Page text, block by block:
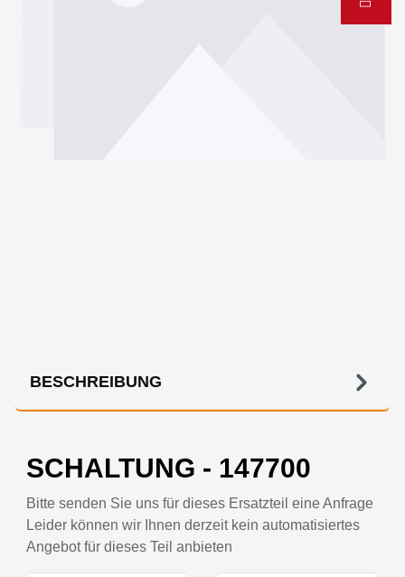
BESCHREIBUNG
SCHALTUNG - 147700
Bitte senden Sie uns für dieses Ersatzteil eine Anfrage
Leider können wir Ihnen derzeit kein automatisiertes
Angebot für dieses Teil anbieten